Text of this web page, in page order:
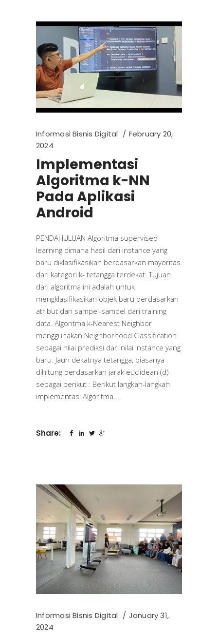
Informasi Bisnis Digital
February 20,
2024
Implementasi
Algoritma k-NN
Pada Aplikasi
Android
PENDAHULUAN Algoritma supervised
learning dimana hasil dari instance yang
baru diklasifikasikan berdasarkan mayoritas
dari kategori k- tetangga terdekat. Tujuan
dari algoritma ini adalah untuk
mengklasifikasikan objek baru berdasarkan
atribut dan sampel-sampel dari training
data. Algoritma k-Nearest Neighbor
menggunakan Neighborhood Classification
sebagai nilai prediksi dari nilai instance yang
baru. Jauh dekatnya tetangga, biasanya
dihitung berdasarkan jarak euclidean (d)
sebagai berikut : Berikut langkah-langkah
implementasi Algoritma
Share:
Informasi Bisnis Digital
January 31,
2024